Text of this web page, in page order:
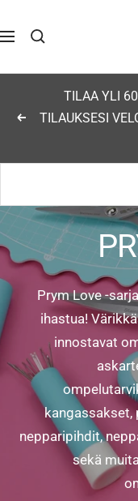
sisältöön
Navigaatio
Edellinen
TILAA YLI
TILAUKSESI
Prym Love -
ihastua!
innostavat
kangassakset,
nepparipihdit,
sekä